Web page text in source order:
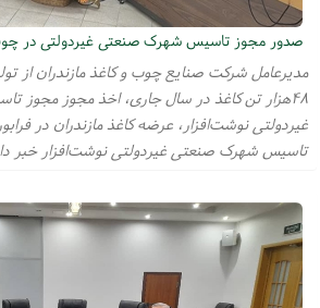
صدور مجوز تاسیس شهرک صنعتی غیردولتی در چوب
مدیرعامل شرکت صنایع چوب و کاغذ مازندران از
۴۸هزار تن کاغذ در سال جاری، اخذ مجوز
غیردولتی نوشت‌افزار، عرضه کاغذ مازندران در
تاسیس شهرک صنعتی غیردولتی نوشت‌افزار خبر